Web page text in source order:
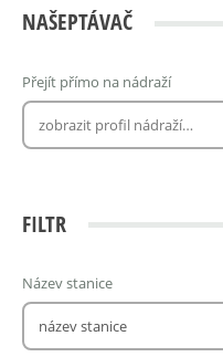
NAŠEPTÁVAČ
Přejít přímo na nádraží
FILTR
Název stanice